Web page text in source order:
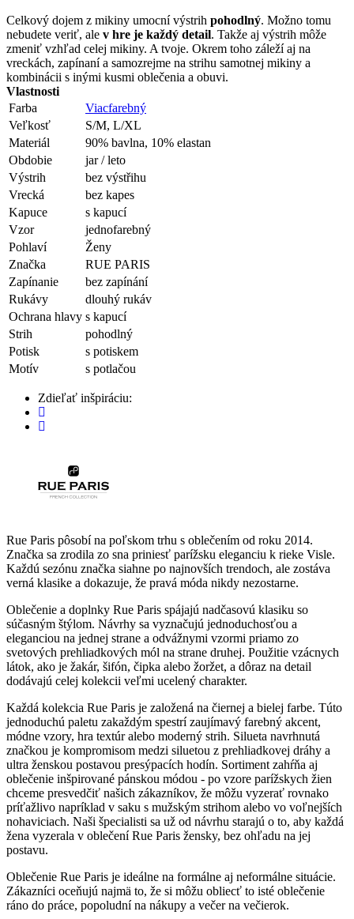
Celkový dojem z mikiny umocní výstrih pohodlný. Možno tomu
nebudete veriť, ale v hre je každý detail. Takže aj výstrih môže
zmeniť vzhľad celej mikiny. A tvoje. Okrem toho záleží aj na
vreckách, zapínaní a samozrejme na strihu samotnej mikiny a
kombinácii s inými kusmi oblečenia a obuvi.
Vlastnosti
Farba
Viacfarebný
Veľkosť
S/M, L/XL
Materiál
90% bavlna, 10% elastan
Obdobie
jar / leto
Výstrih
bez výstřihu
Vrecká
bez kapes
Kapuce
s kapucí
Vzor
jednofarebný
Pohlaví
Ženy
Značka
RUE PARIS
Zapínanie
bez zapínání
Rukávy
dlouhý rukáv
Ochrana hlavy s kapucí
Strih
pohodlný
Potisk
s potiskem
Motív
s potlačou
Zdieľať inšpiráciu:
Rue Paris pôsobí na poľskom trhu s oblečením od roku 2014.
Značka sa zrodila zo sna priniesť parížsku eleganciu k rieke Visle.
Každú sezónu značka siahne po najnovších trendoch, ale zostáva
verná klasike a dokazuje, že pravá móda nikdy nezostarne.
Oblečenie a doplnky Rue Paris spájajú nadčasovú klasiku so
súčasným štýlom. Návrhy sa vyznačujú jednoduchosťou a
eleganciou na jednej strane a odvážnymi vzormi priamo zo
svetových prehliadkových mól na strane druhej. Použitie vzácnych
látok, ako je žakár, šifón, čipka alebo žoržet, a dôraz na detail
dodávajú celej kolekcii veľmi ucelený charakter.
Každá kolekcia Rue Paris je založená na čiernej a bielej farbe. Túto
jednoduchú paletu zakaždým spestrí zaujímavý farebný akcent,
módne vzory, hra textúr alebo moderný strih. Silueta navrhnutá
značkou je kompromisom medzi siluetou z prehliadkovej dráhy a
ultra ženskou postavou presýpacích hodín. Sortiment zahŕňa aj
oblečenie inšpirované pánskou módou - po vzore parížskych žien
chceme presvedčiť našich zákazníkov, že môžu vyzerať rovnako
príťažlivo napríklad v saku s mužským strihom alebo vo voľnejších
nohaviciach. Naši špecialisti sa už od návrhu starajú o to, aby každá
žena vyzerala v oblečení Rue Paris žensky, bez ohľadu na jej
postavu.
Oblečenie Rue Paris je ideálne na formálne aj neformálne situácie.
Zákazníci oceňujú najmä to, že si môžu obliecť to isté oblečenie
ráno do práce, popoludní na nákupy a večer na večierok.